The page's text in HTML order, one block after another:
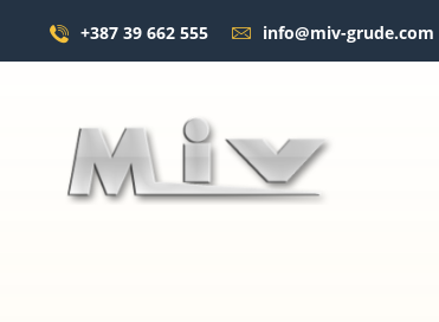
+387 39 662 555 info@miv-grude.com